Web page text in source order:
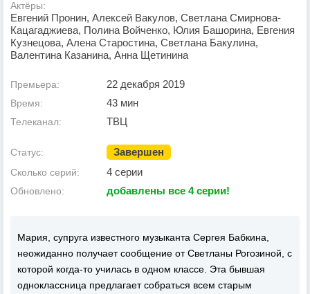
Актёры:
Евгений Пронин, Алексей Вакулов, Светлана Смирнова-
Кацагаджиева, Полина Войченко, Юлия Башорина, Евгения
Кузнецова, Алена Старостина, Светлана Бакулина,
Валентина Казанина, Анна Щетинина
Премьера: 22 декабря 2019
Время: 43 мин
Телеканал: ТВЦ
Статус: Завершен
Сколько серий: 4 серии
Обновлено: добавлены все 4 серии!
Мария, супруга известного музыканта Сергея Бабкина,
неожиданно получает сообщение от Светланы Рогозиной, с
которой когда-то училась в одном классе. Эта бывшая
одноклассница предлагает собраться всем старым